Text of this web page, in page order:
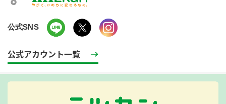
公式SNS
公式アカウント一覧